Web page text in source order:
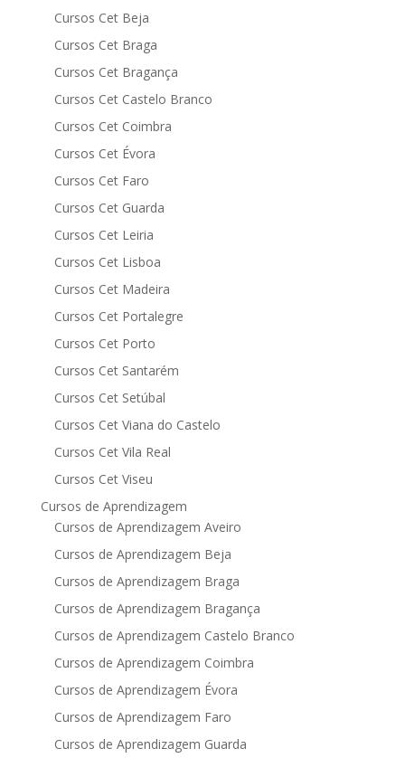
Cursos Cet Beja
Cursos Cet Braga
Cursos Cet Bragança
Cursos Cet Castelo Branco
Cursos Cet Coimbra
Cursos Cet Évora
Cursos Cet Faro
Cursos Cet Guarda
Cursos Cet Leiria
Cursos Cet Lisboa
Cursos Cet Madeira
Cursos Cet Portalegre
Cursos Cet Porto
Cursos Cet Santarém
Cursos Cet Setúbal
Cursos Cet Viana do Castelo
Cursos Cet Vila Real
Cursos Cet Viseu
Cursos de Aprendizagem
Cursos de Aprendizagem Aveiro
Cursos de Aprendizagem Beja
Cursos de Aprendizagem Braga
Cursos de Aprendizagem Bragança
Cursos de Aprendizagem Castelo Branco
Cursos de Aprendizagem Coimbra
Cursos de Aprendizagem Évora
Cursos de Aprendizagem Faro
Cursos de Aprendizagem Guarda